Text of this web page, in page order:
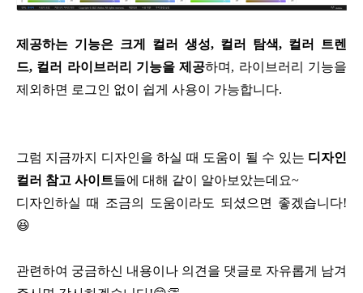
제공하는 기능은 크게 컬러 생성, 컬러 탐색, 컬러 트렌
드, 컬러 라이브러리 기능을 제공하며, 라이브러리 기능을
제외하면 로그인 없이 쉽게 사용이 가능합니다.
그럼 지금까지 디자인을 하실 때 도움이 될 수 있는 디자인
컬러 참고 사이트들에 대해 같이 알아보았는데요~
디자인하실 때 조금의 도움이라도 되셨으면 좋겠습니다!
😆
관련하여 궁금하신 내용이나 의견을 댓글로 자유롭게 남겨